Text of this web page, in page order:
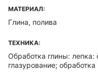
МАТЕРИАЛ:
Глина, полива
ТЕХНИКА:
Обработка глины: лепка:
глазурование;